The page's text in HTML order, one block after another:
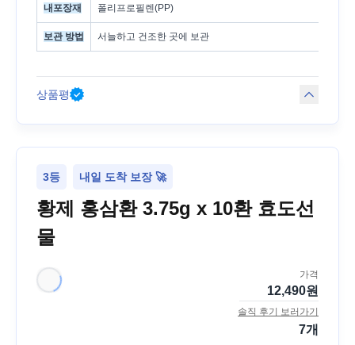
내포장재 폴리프로필렌(PP)
보관 방법 서늘하고 건조한 곳에 보관
상품평
3등 내일 도착 보장 🚀
황제 홍삼환 3.75g x 10환 효도선
물
가격
12,490원
솔직 후기 보러가기
7개